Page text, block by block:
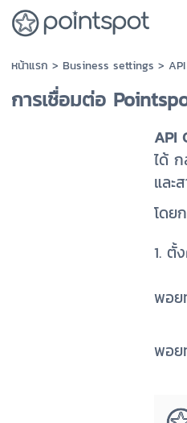
หน้าแรก > Business settings >
การเชื่อมต่อ
API
ได้
และ
โดย
1. ตั้
พอย
พอย